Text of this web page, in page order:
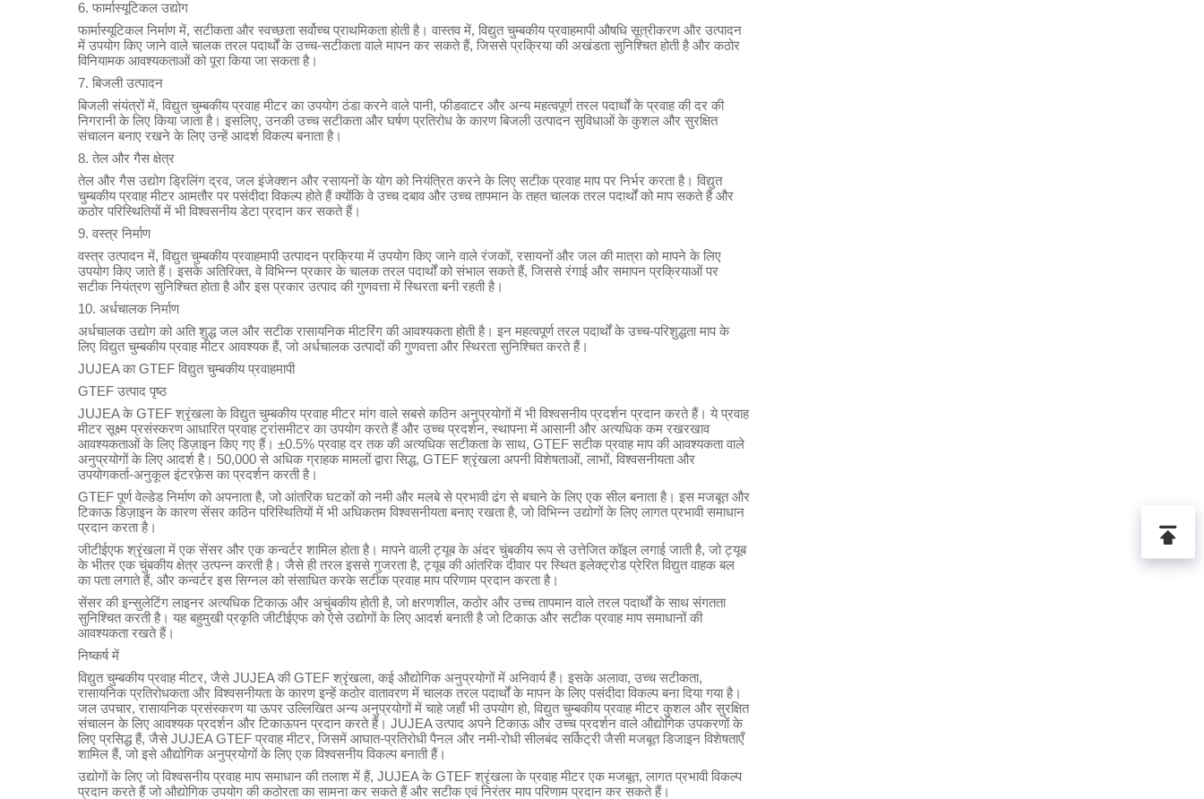
6. फार्मास्यूटिकल उद्योग
फार्मास्यूटिकल निर्माण में, सटीकता और स्वच्छता सर्वोच्च प्राथमिकता होती है। वास्तव में, विद्युत चुम्बकीय प्रवाहमापी औषधि सूत्रीकरण और उत्पादन
में उपयोग किए जाने वाले चालक तरल पदार्थों के उच्च-सटीकता वाले मापन कर सकते हैं, जिससे प्रक्रिया की अखंडता सुनिश्चित होती है और कठोर
विनियामक आवश्यकताओं को पूरा किया जा सकता है।
7. बिजली उत्पादन
बिजली संयंत्रों में, विद्युत चुम्बकीय प्रवाह मीटर का उपयोग ठंडा करने वाले पानी, फीडवाटर और अन्य महत्वपूर्ण तरल पदार्थों के प्रवाह की दर की
निगरानी के लिए किया जाता है। इसलिए, उनकी उच्च सटीकता और घर्षण प्रतिरोध के कारण बिजली उत्पादन सुविधाओं के कुशल और सुरक्षित
संचालन बनाए रखने के लिए उन्हें आदर्श विकल्प बनाता है।
8. तेल और गैस क्षेत्र
तेल और गैस उद्योग ड्रिलिंग द्रव, जल इंजेक्शन और रसायनों के योग को नियंत्रित करने के लिए सटीक प्रवाह माप पर निर्भर करता है। विद्युत
चुम्बकीय प्रवाह मीटर आमतौर पर पसंदीदा विकल्प होते हैं क्योंकि वे उच्च दबाव और उच्च तापमान के तहत चालक तरल पदार्थों को माप सकते हैं और
कठोर परिस्थितियों में भी विश्वसनीय डेटा प्रदान कर सकते हैं।
9. वस्त्र निर्माण
वस्त्र उत्पादन में, विद्युत चुम्बकीय प्रवाहमापी उत्पादन प्रक्रिया में उपयोग किए जाने वाले रंजकों, रसायनों और जल की मात्रा को मापने के लिए
उपयोग किए जाते हैं। इसके अतिरिक्त, वे विभिन्न प्रकार के चालक तरल पदार्थों को संभाल सकते हैं, जिससे रंगाई और समापन प्रक्रियाओं पर
सटीक नियंत्रण सुनिश्चित होता है और इस प्रकार उत्पाद की गुणवत्ता में स्थिरता बनी रहती है।
10. अर्धचालक निर्माण
अर्धचालक उद्योग को अति शुद्ध जल और सटीक रासायनिक मीटरिंग की आवश्यकता होती है। इन महत्वपूर्ण तरल पदार्थों के उच्च-परिशुद्धता माप के
लिए विद्युत चुम्बकीय प्रवाह मीटर आवश्यक हैं, जो अर्धचालक उत्पादों की गुणवत्ता और स्थिरता सुनिश्चित करते हैं।
JUJEA का GTEF विद्युत चुम्बकीय प्रवाहमापी
GTEF उत्पाद पृष्ठ
JUJEA के GTEF श्रृंखला के विद्युत चुम्बकीय प्रवाह मीटर मांग वाले सबसे कठिन अनुप्रयोगों में भी विश्वसनीय प्रदर्शन प्रदान करते हैं। ये प्रवाह
मीटर सूक्ष्म प्रसंस्करण आधारित प्रवाह ट्रांसमीटर का उपयोग करते हैं और उच्च प्रदर्शन, स्थापना में आसानी और अत्यधिक कम रखरखाव
आवश्यकताओं के लिए डिज़ाइन किए गए हैं। ±0.5% प्रवाह दर तक की अत्यधिक सटीकता के साथ, GTEF सटीक प्रवाह माप की आवश्यकता वाले
अनुप्रयोगों के लिए आदर्श है। 50,000 से अधिक ग्राहक मामलों द्वारा सिद्ध, GTEF श्रृंखला अपनी विशेषताओं, लाभों, विश्वसनीयता और
उपयोगकर्ता-अनुकूल इंटरफ़ेस का प्रदर्शन करती है।
GTEF पूर्ण वेल्डेड निर्माण को अपनाता है, जो आंतरिक घटकों को नमी और मलबे से प्रभावी ढंग से बचाने के लिए एक सील बनाता है। इस मजबूत और
टिकाऊ डिज़ाइन के कारण सेंसर कठिन परिस्थितियों में भी अधिकतम विश्वसनीयता बनाए रखता है, जो विभिन्न उद्योगों के लिए लागत प्रभावी समाधान
प्रदान करता है।
जीटीईएफ श्रृंखला में एक सेंसर और एक कन्वर्टर शामिल होता है। मापने वाली ट्यूब के अंदर चुंबकीय रूप से उत्तेजित कॉइल लगाई जाती है, जो ट्यूब
के भीतर एक चुंबकीय क्षेत्र उत्पन्न करती है। जैसे ही तरल इससे गुजरता है, ट्यूब की आंतरिक दीवार पर स्थित इलेक्ट्रोड प्रेरित विद्युत वाहक बल
का पता लगाते हैं, और कन्वर्टर इस सिग्नल को संसाधित करके सटीक प्रवाह माप परिणाम प्रदान करता है।
सेंसर की इन्सुलेटिंग लाइनर अत्यधिक टिकाऊ और अचुंबकीय होती है, जो क्षरणशील, कठोर और उच्च तापमान वाले तरल पदार्थों के साथ संगतता
सुनिश्चित करती है। यह बहुमुखी प्रकृति जीटीईएफ को ऐसे उद्योगों के लिए आदर्श बनाती है जो टिकाऊ और सटीक प्रवाह माप समाधानों की
आवश्यकता रखते हैं।
निष्कर्ष में
विद्युत चुम्बकीय प्रवाह मीटर, जैसे JUJEA की GTEF श्रृंखला, कई औद्योगिक अनुप्रयोगों में अनिवार्य हैं। इसके अलावा, उच्च सटीकता,
रासायनिक प्रतिरोधकता और विश्वसनीयता के कारण इन्हें कठोर वातावरण में चालक तरल पदार्थों के मापन के लिए पसंदीदा विकल्प बना दिया गया है।
जल उपचार, रासायनिक प्रसंस्करण या ऊपर उल्लिखित अन्य अनुप्रयोगों में चाहे जहाँ भी उपयोग हो, विद्युत चुम्बकीय प्रवाह मीटर कुशल और सुरक्षित
संचालन के लिए आवश्यक प्रदर्शन और टिकाऊपन प्रदान करते हैं। JUJEA उत्पाद अपने टिकाऊ और उच्च प्रदर्शन वाले औद्योगिक उपकरणों के
लिए प्रसिद्ध हैं, जैसे JUJEA GTEF प्रवाह मीटर, जिसमें आघात-प्रतिरोधी पैनल और नमी-रोधी सीलबंद सर्किट्री जैसी मजबूत डिजाइन विशेषताएँ
शामिल हैं, जो इसे औद्योगिक अनुप्रयोगों के लिए एक विश्वसनीय विकल्प बनाती हैं।
उद्योगों के लिए जो विश्वसनीय प्रवाह माप समाधान की तलाश में हैं, JUJEA के GTEF श्रृंखला के प्रवाह मीटर एक मजबूत, लागत प्रभावी विकल्प
प्रदान करते हैं जो औद्योगिक उपयोग की कठोरता का सामना कर सकते हैं और सटीक एवं निरंतर माप परिणाम प्रदान कर सकते हैं।